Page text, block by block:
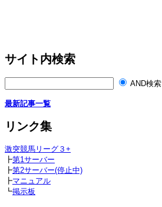
サイト内検索
AND検索
最新記事一覧
リンク集
激突競馬リーグ３+
┣第1サーバー
┣第2サーバー(停止中)
┣マニュアル
┗掲示板